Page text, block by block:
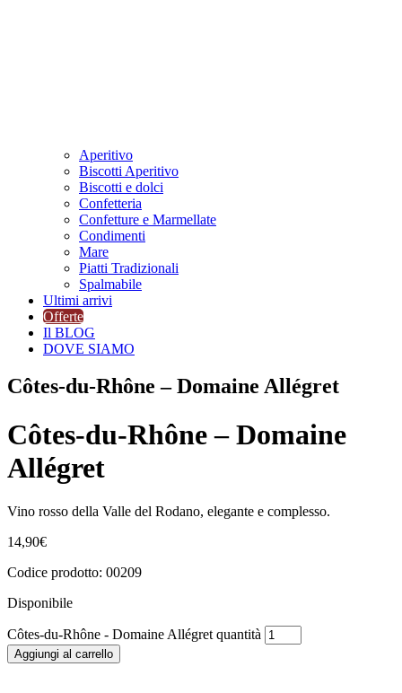
Aperitivo
Biscotti Aperitivo
Biscotti e dolci
Confetteria
Confetture e Marmellate
Condimenti
Mare
Piatti Tradizionali
Spalmabile
Ultimi arrivi
Offerte
Il BLOG
DOVE SIAMO
Côtes-du-Rhône – Domaine Allégret
Côtes-du-Rhône – Domaine
Allégret
Vino rosso della Valle del Rodano, elegante e complesso.
14,90€
Codice prodotto: 00209
Disponibile
Côtes-du-Rhône - Domaine Allégret quantità
Aggiungi al carrello